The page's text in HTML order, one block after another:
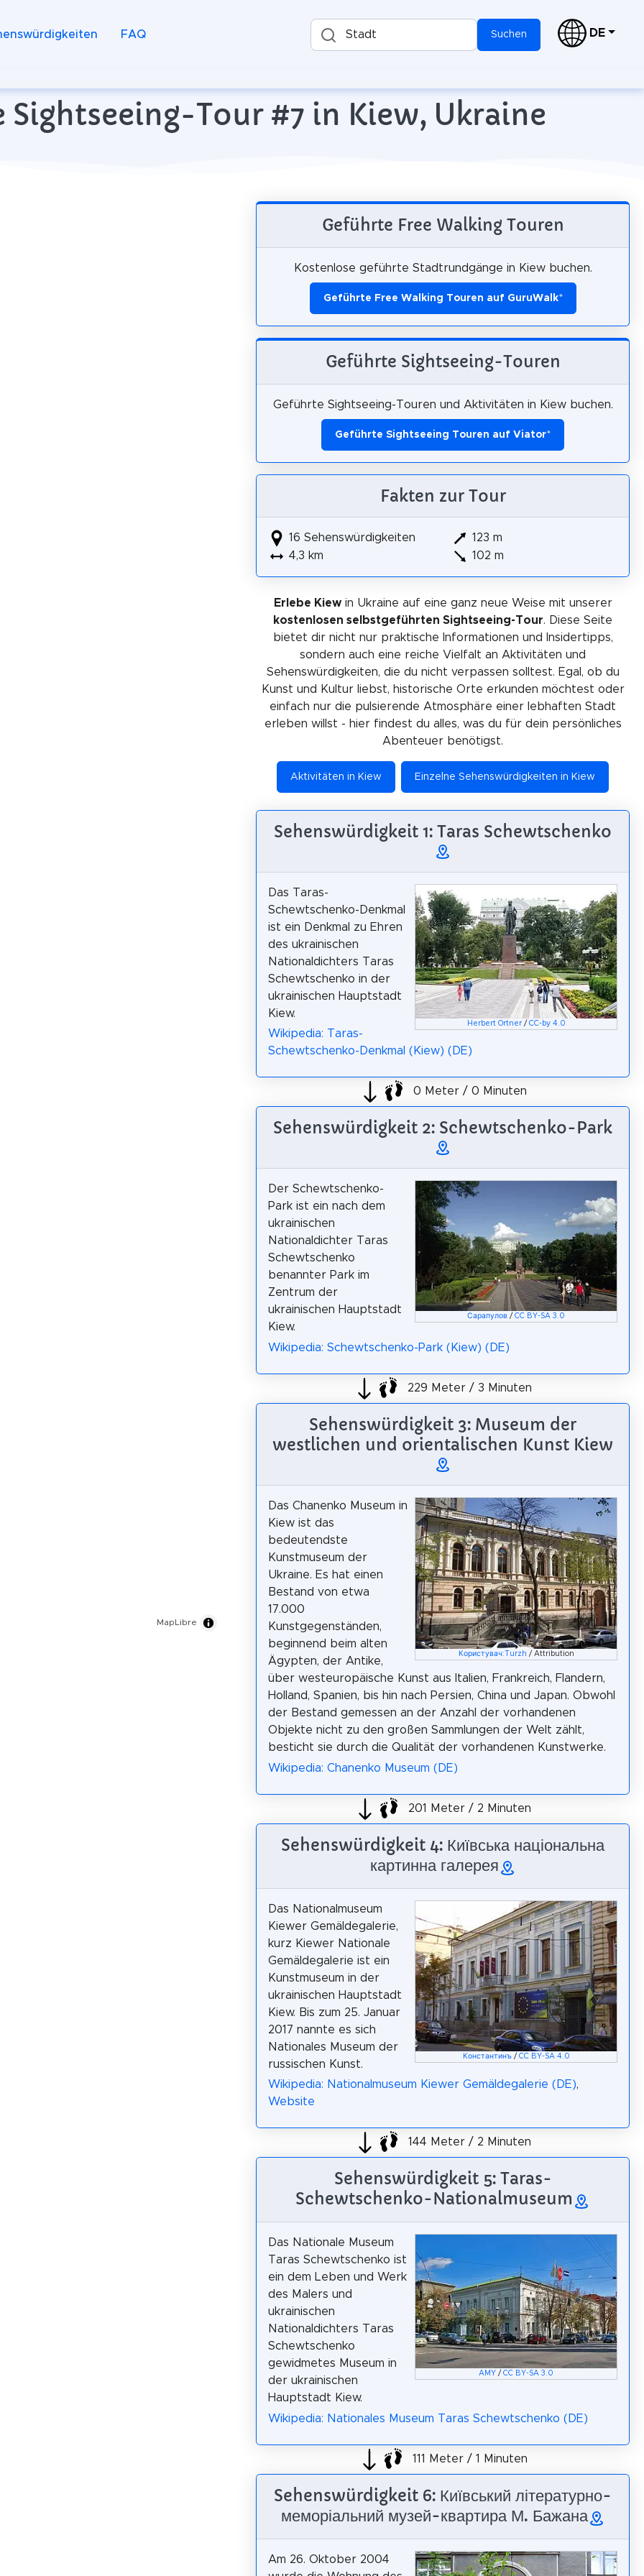
FAQ Stadt Suchen DE
Tour #7 in Kiew, Ukraine
MapLibre
Geführte Free Walking Touren
Kostenlose geführte Stadtrundgänge in Kiew buchen.
Geführte Free Walking Touren auf GuruWalk*
Geführte Sightseeing-Touren
Geführte Sightseeing-Touren und Aktivitäten in Kiew buchen.
Geführte Sightseeing Touren auf Viator*
Fakten zur Tour
16 Sehenswürdigkeiten
4,3 km
123 m
102 m
Erlebe Kiewin Ukraine auf eine ganz neue Weise mit unserer
kostenlosen selbstgeführten Sightseeing-Tour. Diese Seite
bietet dir nicht nur praktische Informationen und Insidertipps,
sondern auch eine reiche Vielfalt an Aktivitäten und
Sehenswürdigkeiten, die du nicht verpassen solltest. Egal, ob du
Kunst und Kultur liebst, historische Orte erkunden möchtest oder
einfach nur die pulsierende Atmosphäre einer lebhaften Stadt
erleben willst - hier findest du alles, was du für dein persönliches
Abenteuer benötigst.
Aktivitäten in Kiew Einzelne Sehenswürdigkeiten in Kiew
Sehenswürdigkeit 1: Taras Schewtschenko
Herbert Ortner/ CC-by 4.0
Das Taras-
Schewtschenko-Denkmal
ist ein Denkmal zu Ehren
des ukrainischen
Nationaldichters Taras
Schewtschenko in der
ukrainischen Hauptstadt
Kiew.
Wikipedia: Taras-
Schewtschenko-Denkmal (Kiew) (DE)
0 Meter / 0 Minuten
Sehenswürdigkeit 2: Schewtschenko-Park
Сарапулов /CC BY-SA 3.0
Der Schewtschenko-
Park ist ein nach dem
ukrainischen
Nationaldichter Taras
Schewtschenko
benannter Park im
Zentrum der
ukrainischen Hauptstadt
Kiew.
Wikipedia: Schewtschenko-Park (Kiew) (DE)
229 Meter / 3 Minuten
Sehenswürdigkeit 3: Museum der
westlichen und orientalischen Kunst Kiew
Користувач:Turzh / Attribution
Das Chanenko Museum in
Kiew ist das
bedeutendste
Kunstmuseum der
Ukraine. Es hat einen
Bestand von etwa
17.000
Kunstgegenständen,
beginnend beim alten
Ägypten, der Antike,
über westeuropäische Kunst aus Italien, Frankreich, Flandern,
Holland, Spanien, bis hin nach Persien, China und Japan. Obwohl
der Bestand gemessen an der Anzahl der vorhandenen
Objekte nicht zu den großen Sammlungen der Welt zählt,
besticht sie durch die Qualität der vorhandenen Kunstwerke.
Wikipedia: Chanenko Museum (DE)
201 Meter / 2 Minuten
Sehenswürdigkeit 4: Київська національна
картинна галерея
Константинъ/ CC BY-SA 4.0
Das Nationalmuseum
Kiewer Gemäldegalerie,
kurz Kiewer Nationale
Gemäldegalerie ist ein
Kunstmuseum in der
ukrainischen Hauptstadt
Kiew. Bis zum 25. Januar
2017 nannte es sich
Nationales Museum der
russischen Kunst.
Wikipedia: Nationalmuseum Kiewer Gemäldegalerie (DE),
Website
144 Meter / 2 Minuten
Sehenswürdigkeit 5: Taras-
Schewtschenko-Nationalmuseum
AMY /CC BY-SA 3.0
Das Nationale Museum
Taras Schewtschenko ist
ein dem Leben und Werk
des Malers und
ukrainischen
Nationaldichters Taras
Schewtschenko
gewidmetes Museum in
der ukrainischen
Hauptstadt Kiew.
Wikipedia: Nationales Museum Taras Schewtschenko (DE)
111 Meter / 1 Minuten
Sehenswürdigkeit 6: Київський літературно-
меморіальний музей-квартира М. Бажана
Am 26. Oktober 2004